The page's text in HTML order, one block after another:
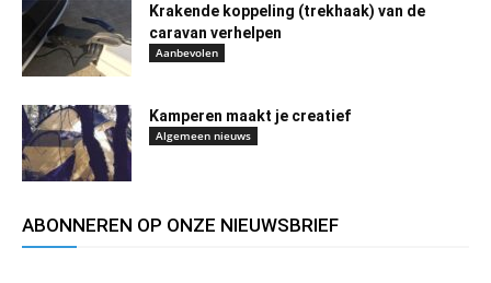
Krakende koppeling (trekhaak) van de
caravan verhelpen
Aanbevolen
Kamperen maakt je creatief
Algemeen nieuws
ABONNEREN OP ONZE NIEUWSBRIEF